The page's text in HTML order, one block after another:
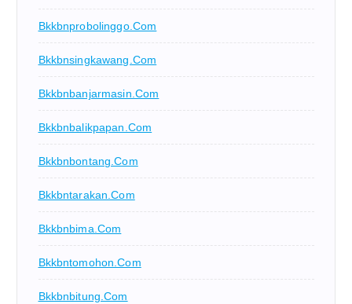
Bkkbnprobolinggo.com
Bkkbnsingkawang.com
Bkkbnbanjarmasin.com
Bkkbnbalikpapan.com
Bkkbnbontang.com
Bkkbntarakan.com
Bkkbnbima.com
Bkkbntomohon.com
Bkkbnbitung.com